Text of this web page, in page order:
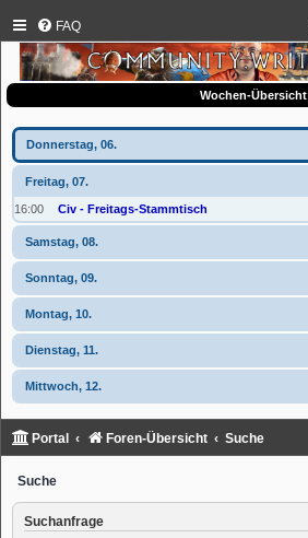
FAQ
Wochen-Übersicht
Donnerstag, 06.
Freitag, 07.
16:00 Civ - Freitags-Stammtisch
Samstag, 08.
Sonntag, 09.
Montag, 10.
Dienstag, 11.
Mittwoch, 12.
Portal Foren-Übersicht Suche
Suche
Suchanfrage